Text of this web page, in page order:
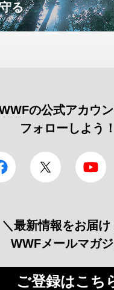
る
の公式アカウ
フォローしよう！
facebook Twitter
＼最新情報をお届け
WWFメールマガ
ご登録はこち